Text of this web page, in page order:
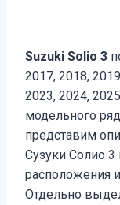
Suzuki Solio 3
2017, 2018,
2023, 2024,
модельного
представим
Сузуки Солио
расположения
Отдельно